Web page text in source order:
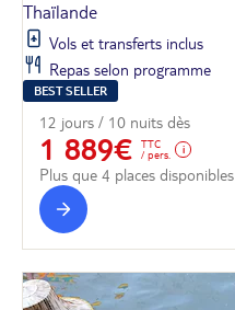
Thaïlande
Vols et transferts inclus
Repas selon programme
BEST SELLER
12 jours / 10 nuits dès
1 889€
TTC
/ pers.
Plus que 4 places disponibles